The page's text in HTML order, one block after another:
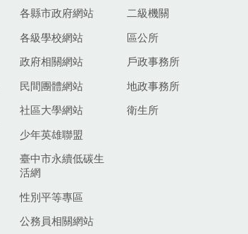
各縣市政府網站
各級學校網站
政府相關網站
民間團體網站
社區大學網站
少年英雄聯盟
臺中市永續低碳生
活網
性別平等專區
公務員相關網站
二級機關
區公所
戶政事務所
地政事務所
衛生所